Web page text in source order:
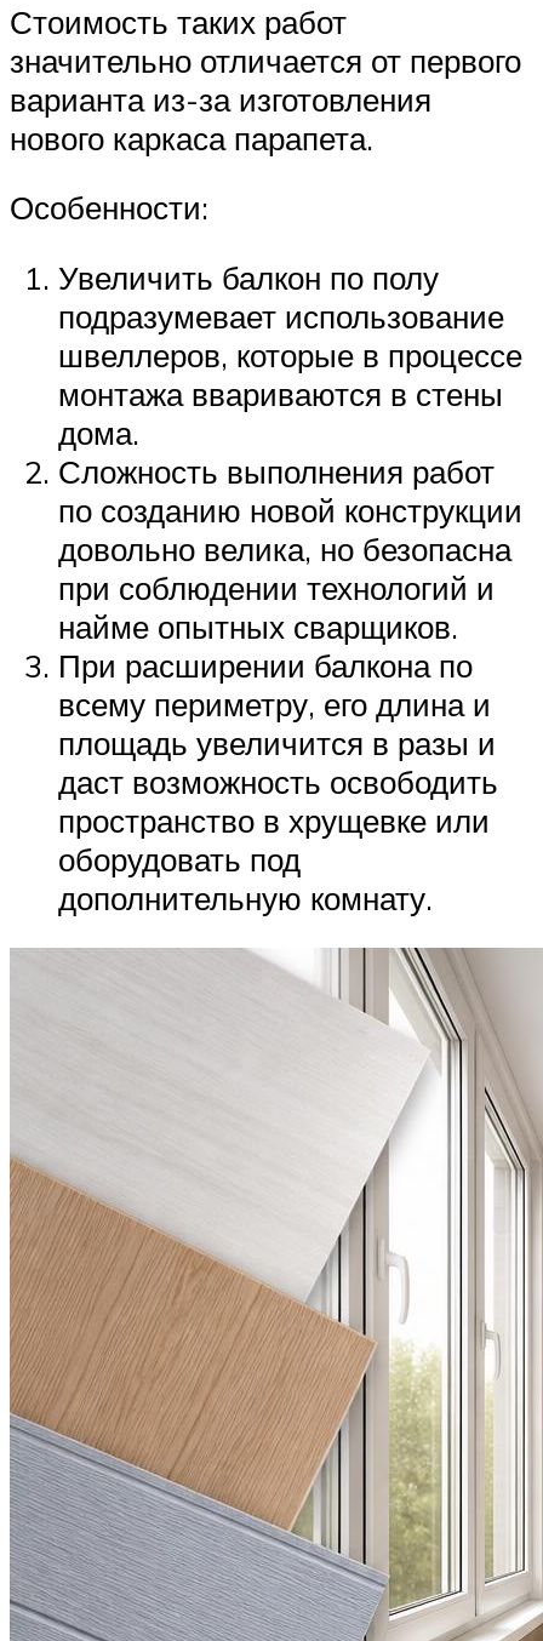
Стоимость таких работ
значительно отличается от первого
варианта из-за изготовления
нового каркаса парапета.
Особенности:
Увеличить балкон по полу
подразумевает использование
швеллеров, которые в процессе
монтажа ввариваются в стены
дома.
Сложность выполнения работ
по созданию новой конструкции
довольно велика, но безопасна
при соблюдении технологий и
найме опытных сварщиков.
При расширении балкона по
всему периметру, его длина и
площадь увеличится в разы и
даст возможность освободить
пространство в хрущевке или
оборудовать под
дополнительную комнату.